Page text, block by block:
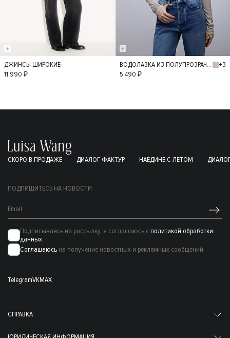
36
ДЖИНСЫ ШИРОКИЕ
11 990 ₽
M
ВОДОЛАЗКА ИЗ ПОЛУПРОЗРАЧНОГО ТРИКОТАЖА
+3
5 490 ₽
СКОРО В ПРОДАЖЕ ДИАЛОГ ФАКТУР НАЕДИНЕ С ЛЕТОМ
ПОДПИШИТЕСЬ НА НОВОСТИ
Подписываясь на рассылку, я соглашаюсь с политикой обработки
данных
Соглашаюсь на получение новостных и рекламных сообщений
TelegramVKMAX
СПРАВКА